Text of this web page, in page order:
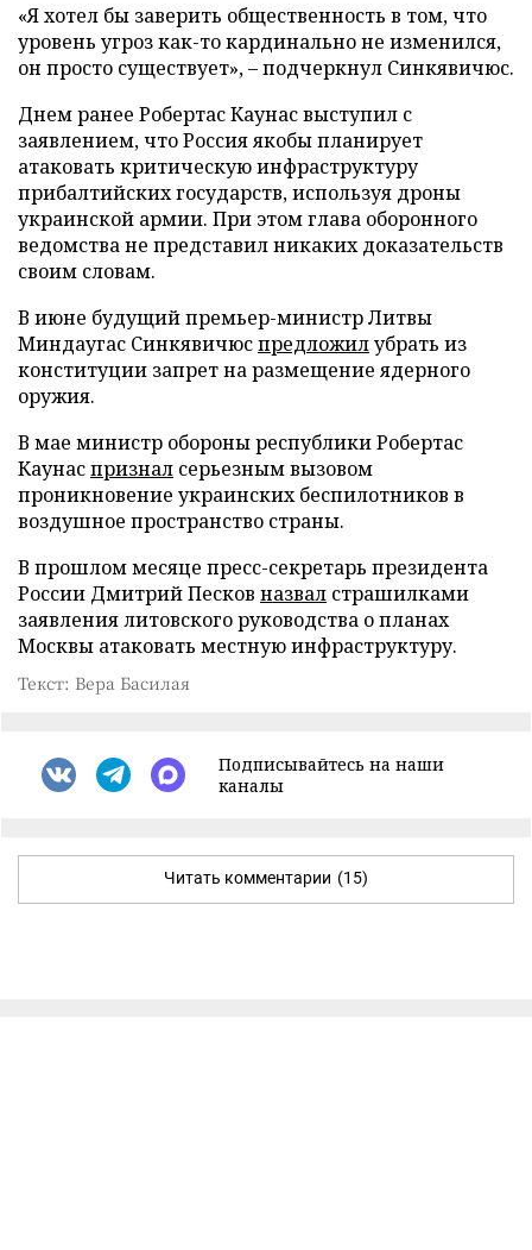
«Я хотел бы заверить общественность в том, что
уровень угроз как-то кардинально не изменился,
он просто существует», – подчеркнул Синкявичюс.
Днем ранее Робертас Каунас выступил с
заявлением, что Россия якобы планирует
атаковать критическую инфраструктуру
прибалтийских государств, используя дроны
украинской армии. При этом глава оборонного
ведомства не представил никаких доказательств
своим словам.
В июне будущий премьер-министр Литвы
Миндаугас Синкявичюспредложилубрать из
конституции запрет на размещение ядерного
оружия.
В мае министр обороны республики Робертас
Каунаспризнал серьезным вызовом
проникновение украинских беспилотников в
воздушное пространство страны.
В прошлом месяце пресс-секретарь президента
России Дмитрий Песков назвал страшилками
заявления литовского руководства о планах
Москвы атаковать местную инфраструктуру.
Текст: Вера Басилая
Подписывайтесь на наши
каналы
Читать комментарии (15)